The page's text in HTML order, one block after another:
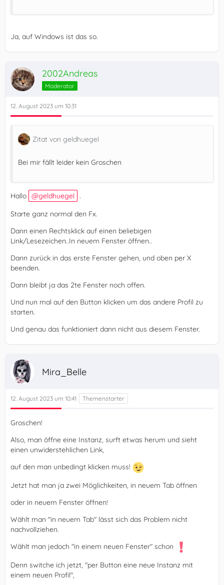
Ja, auf Windows ist das so.
2002Andreas
Moderator
12. August 2023 um 10:31
Zitat von geldhuegel
Bei mir fällt leider kein Groschen
Hallo geldhuegel
.
Starte ganz normal den Fx.
Dann einen Rechtsklick auf einen beliebigen
Link/Lesezeichen..In neuem Fenster öffnen..
Dann zurück in das erste Fenster gehen, und oben per X
beenden.
Dann bleibt ja das 2te Fenster noch offen.
Und nun mal auf den Button klicken um das andere Profil zu
starten.
Und genau das funktioniert dann nicht aus diesem Fenster.
Mira_Belle
12. August 2023 um 10:41
Groschen!
Also, man öffne eine Instanz, surft etwas herum und sieht
einen unwiderstehlichen Link,
auf den man unbedingt klicken muss!
Jetzt hat man ja zwei Möglichkeiten, in neuem Tab öffnen
oder in neuem Fenster öffnen!
Wählt man "in neuem Tab" lässt sich das Problem nicht
nachvollziehen.
Wählt man jedoch "in einem neuen Fenster" schon
Denn switche ich jetzt, "per Button eine neue Instanz mit
einem neuen Profil",